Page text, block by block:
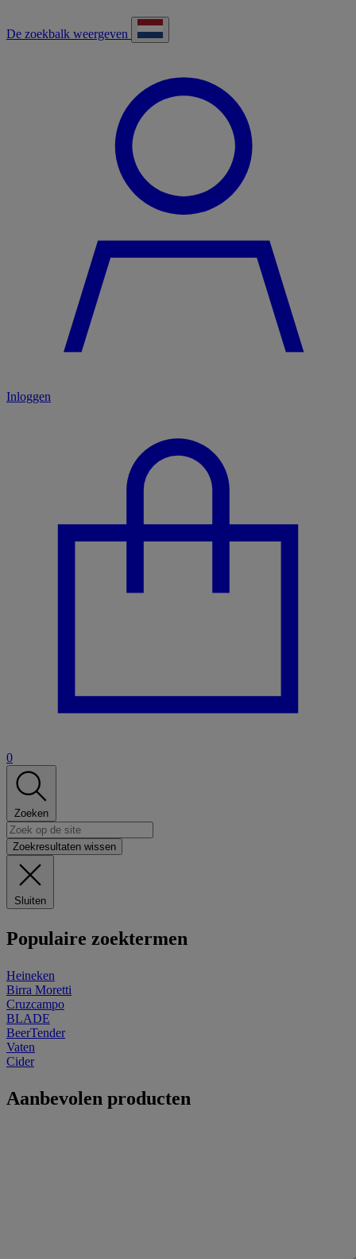
De zoekbalk weergeven
Inloggen
0
Zoeken
Zoekresultaten wissen
Sluiten
Populaire zoektermen
Heineken
Birra Moretti
Cruzcampo
BLADE
BeerTender
Vaten
Cider
Aanbevolen producten